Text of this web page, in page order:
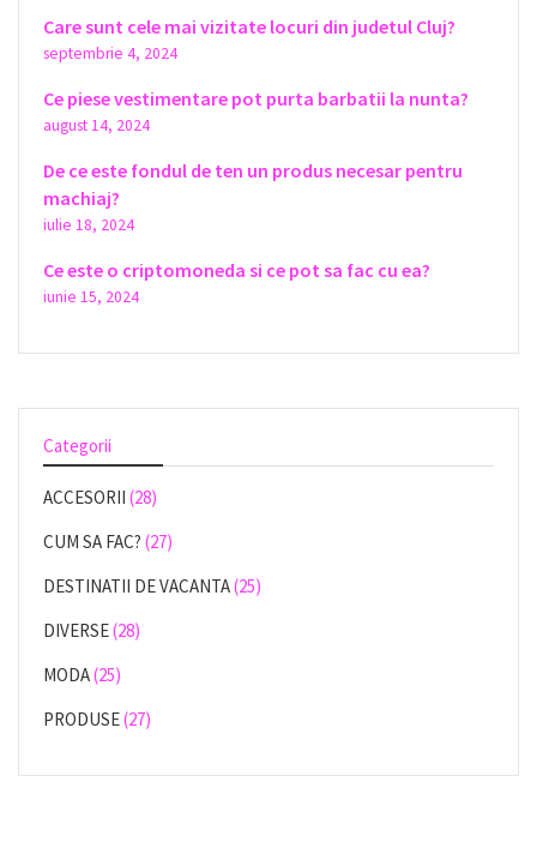
Care sunt cele mai vizitate locuri din judetul Cluj?
septembrie 4, 2024
Ce piese vestimentare pot purta barbatii la nunta?
august 14, 2024
De ce este fondul de ten un produs necesar pentru
machiaj?
iulie 18, 2024
Ce este o criptomoneda si ce pot sa fac cu ea?
iunie 15, 2024
Categorii
ACCESORII (28)
CUM SA FAC? (27)
DESTINATII DE VACANTA(25)
DIVERSE(28)
MODA(25)
PRODUSE(27)